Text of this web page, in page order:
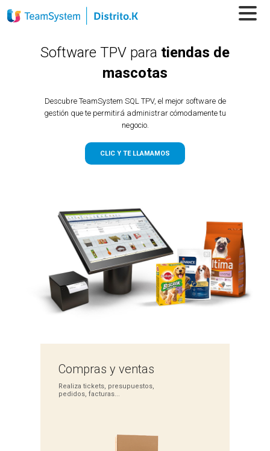
Software TPV para tiendas de
mascotas
Descubre TeamSystem SQL TPV, el mejor software de
gestión que te permitirá administrar cómodamente tu
negocio.
CLIC Y TE LLAMAMOS
Comprasy ventas
Realiza tickets, presupuestos,
pedidos, facturas...